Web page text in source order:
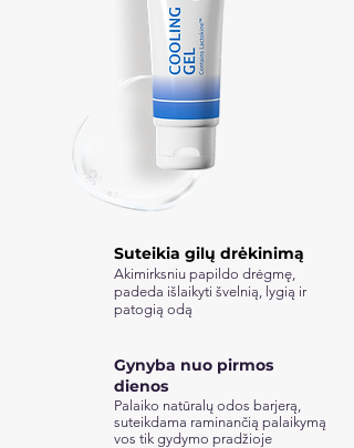
Suteikia gilų drėkinimą
Akimirksniu papildo drėgmę,
padeda išlaikyti švelnią, lygią ir
patogią odą
Gynyba nuo pirmos
dienos
Palaiko natūralų odos barjerą,
suteikdama raminančią palaikymą
vos tik gydymo pradžioje